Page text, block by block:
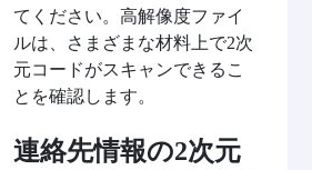
てください。高解像度ファイ
ルは、さまざまな材料上で2次
元コードがスキャンできるこ
とを確認します。
連絡先情報の2次元